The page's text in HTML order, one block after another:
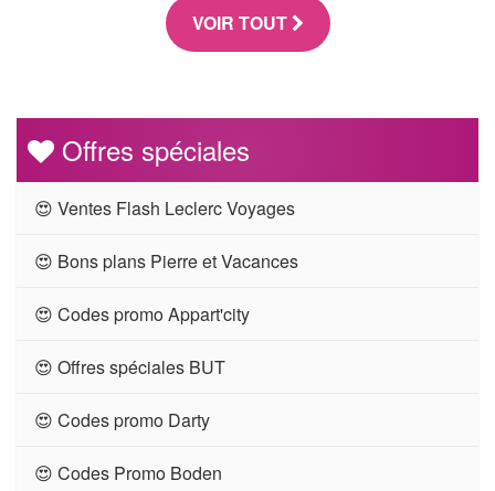
VOIR TOUT
Offres spéciales
😍 Ventes Flash Leclerc Voyages
😍 Bons plans Pierre et Vacances
😍 Codes promo Appart'city
😍 Offres spéciales BUT
😍 Codes promo Darty
😍 Codes Promo Boden